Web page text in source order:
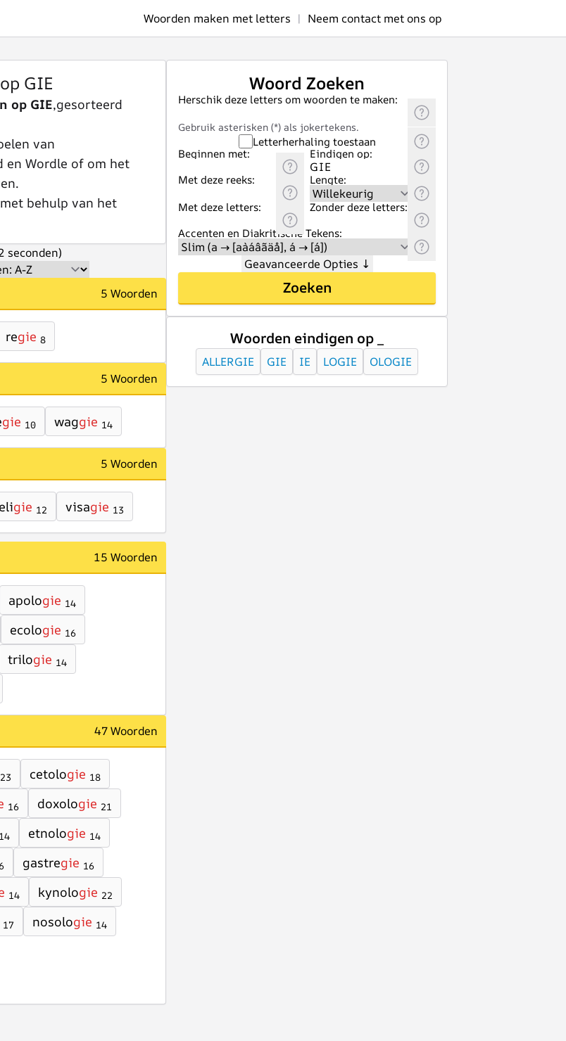
Woorden maken met letters | Neem contact met ons op
GIE
op GIE,gesorteerd
van
en Wordle of om het
behulp van het
seconden)
5 Woorden
regie 8
5 Woorden
gie 10 waggie 14
5 Woorden
gie 12 visagie 13
15 Woorden
apologie 14
ecologie 16
trilogie 14
47 Woorden
23 cetologie 18
16 doxologie 21
14 etnologie 14
gastregie 16
14 kynologie 22
17 nosologie 14
Woord Zoeken
Herschik deze letters om woorden te maken:
Gebruik asterisken (*) als jokertekens.
Letterherhaling toestaan
Beginnen met:
Eindigen op:
Met deze reeks:
Lengte:
Met deze letters:
Zonder deze letters:
Accenten en Diakritische Tekens:
Geavanceerde Opties ↓
Zoeken
Woorden eindigen op _
ALLERGIE GIE IE LOGIE OLOGIE